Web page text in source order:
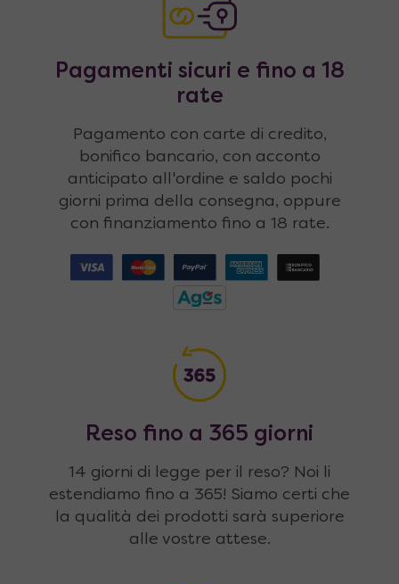
Pagamenti sicuri e fino a 18
rate
Pagamento con carte di credito,
bonifico bancario, con acconto
anticipato all'ordine e saldo pochi
giorni prima della consegna, oppure
con finanziamento fino a 18 rate.
Reso fino a 365 giorni
14 giorni di legge per il reso? Noi li
estendiamo fino a 365! Siamo certi che
la qualità dei prodotti sarà superiore
alle vostre attese.